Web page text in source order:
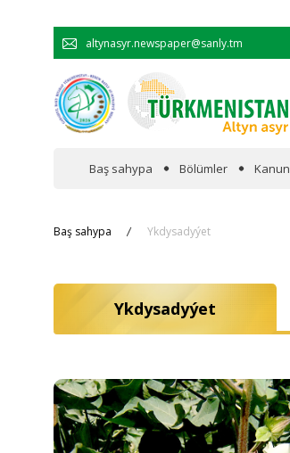
altynasyr.newspaper@sanly.tm
Baş sahypa Bölümler
Hyzmatdaşlyk
Jemgyýet
Baş sahypa Ykdysadyýet
Ykdysadyýet